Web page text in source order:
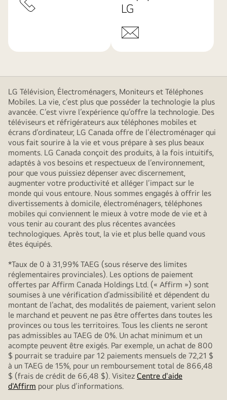
LG
LG Télévision, Électroménagers, Moniteurs et Téléphones
Mobiles. La vie, c’est plus que posséder la technologie la plus
avancée. C’est vivre l’expérience qu’offre la technologie. Des
téléviseurs et réfrigérateurs aux téléphones mobiles et
écrans d’ordinateur, LG Canada offre de l’électroménager qui
vous fait sourire à la vie et vous prépare à ses plus beaux
moments. LG Canada conçoit des produits, à la fois intuitifs,
adaptés à vos besoins et respectueux de l’environnement,
pour que vous puissiez dépenser avec discernement,
augmenter votre productivité et alléger l’impact sur le
monde qui vous entoure. Nous sommes engagés à offrir les
divertissements à domicile, électroménagers, téléphones
mobiles qui conviennent le mieux à votre mode de vie et à
vous tenir au courant des plus récentes avancées
technologiques. Après tout, la vie et plus belle quand vous
êtes équipés.
*Taux de 0 à 31,99% TAEG (sous réserve des limites
réglementaires provinciales). Les options de paiement
offertes par Affirm Canada Holdings Ltd. (« Affirm ») sont
soumises à une vérification d’admissibilité et dépendent du
montant de l’achat, des modalités de paiement, varient selon
le marchand et peuvent ne pas être offertes dans toutes les
provinces ou tous les territoires. Tous les clients ne seront
pas admissibles au TAEG de 0%. Un achat minimum et un
acompte peuvent être exigés. Par exemple, un achat de 800
$ pourrait se traduire par 12 paiements mensuels de 72,21 $
à un TAEG de 15%, pour un remboursement total de 866,48
$ (frais de crédit de 66,48 $). Visitez Centre d'aide
d'Affirm pour plus d’informations.